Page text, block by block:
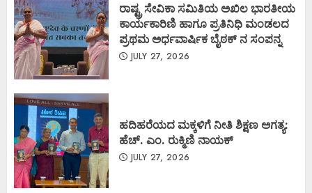
ರಾಷ್ಟ್ರ ಸೇವಿಕಾ ಸಮಿತಿಯ ಅಖಿಲ ಭಾರತೀಯ
ಕಾರ್ಯಕಾರಿಣಿ ಹಾಗೂ ಪ್ರತಿನಿಧಿ ಮಂಡಲದ
ಪ್ರಥಮ ಅರ್ಧವಾರ್ಷಿಕ ಬೈಠಕ್ ನ ಸಂಪನ್ನ
JULY 27, 2026
ಹದಿಹರೆಯದ ಮಕ್ಕಳಿಗೆ ನೀತಿ ಶಿಕ್ಷಣ ಅಗತ್ಯ:
ಹೆಚ್. ಎಂ. ರುಕ್ಮಿಣಿ ನಾಯಕ್
JULY 27, 2026